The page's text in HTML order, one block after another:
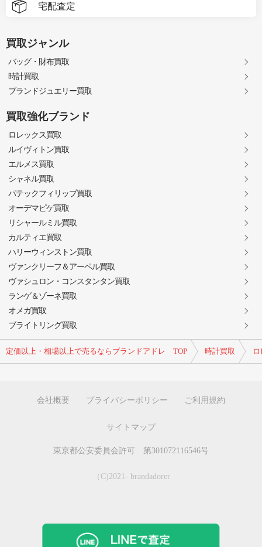
定価以上・相場以上で売るならブランドアドレ TOP 時計買取
宅配査定
買取ジャンル
バッグ・財布買取
時計買取
ブランドジュエリー買取
買取強化ブランド
ロレックス買取
ルイヴィトン買取
エルメス買取
シャネル買取
パテックフィリップ買取
オーデマピゲ買取
リシャールミル買取
カルティエ買取
ハリーウィンストン買取
ヴァンクリーフ＆アーペル買取
ヴァシュロン・コンスタンタン買取
ランゲ＆ゾーネ買取
オメガ買取
ブライトリング買取
会社概要 プライバシーポリシー ご利用規約
サイトマップ
東京都公安委員会許可 第301072116546号
（C)2021- brandadorer